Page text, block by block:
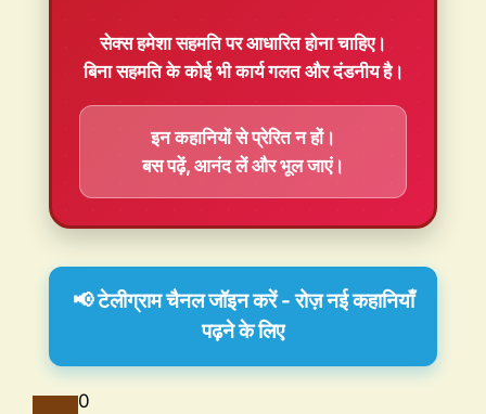
सेक्स हमेशासहमतिपर आधारित होना चाहिए।
बिना सहमति के कोई भी कार्य गलत और दंडनीय है।
इन कहानियों से प्रेरित न हों।
बस पढ़ें, आनंद लें और भूल जाएं।
📢 टेलीग्राम चैनल जॉइन करें - रोज़ नई कहानियाँ
पढ़ने के लिए
0